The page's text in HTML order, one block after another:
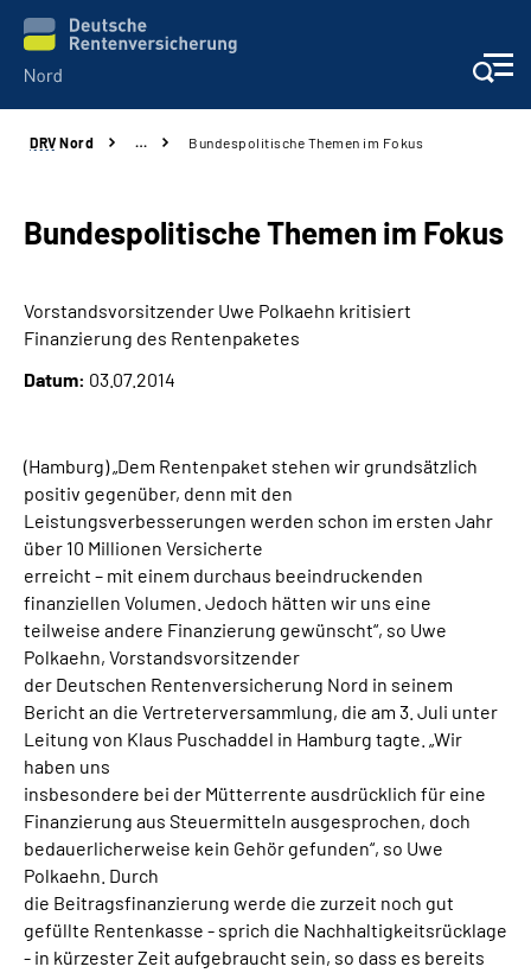
Aktuelles
Services
Über uns
Online-Services
Inhalte in Gebärdensprache (DGS)
Leichte Sprache
Suche
Mein Kundenportal
DRV Nord … Bundespolitische Themen im Fokus
Bundespolitische Themen im Fokus
Vorstandsvorsitzender Uwe Polkaehn kritisiert
Finanzierung des Rentenpaketes
Datum: 03.07.2014
(Hamburg) „Dem Rentenpaket stehen wir grundsätzlich
positiv gegenüber, denn mit den
Leistungsverbesserungen werden schon im ersten Jahr
über 10 Millionen Versicherte
erreicht – mit einem durchaus beeindruckenden
finanziellen Volumen. Jedoch hätten wir uns eine
teilweise andere Finanzierung gewünscht“, so Uwe
Polkaehn, Vorstandsvorsitzender
der Deutschen Rentenversicherung Nord in seinem
Bericht an die Vertreterversammlung, die am 3. Juli unter
Leitung von Klaus Puschaddel in Hamburg tagte. „Wir
haben uns
insbesondere bei der Mütterrente ausdrücklich für eine
Finanzierung aus Steuermitteln ausgesprochen, doch
bedauerlicherweise kein Gehör gefunden“, so Uwe
Polkaehn. Durch
die Beitragsfinanzierung werde die zurzeit noch gut
gefüllte Rentenkasse - sprich die Nachhaltigkeitsrücklage
- in kürzester Zeit aufgebraucht sein, so dass es bereits